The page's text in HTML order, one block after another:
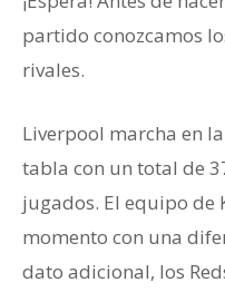
partido conozcamos
rivales.
Liverpool marcha en
tabla con un total de
jugados. El equipo de
momento con una
dato adicional, los